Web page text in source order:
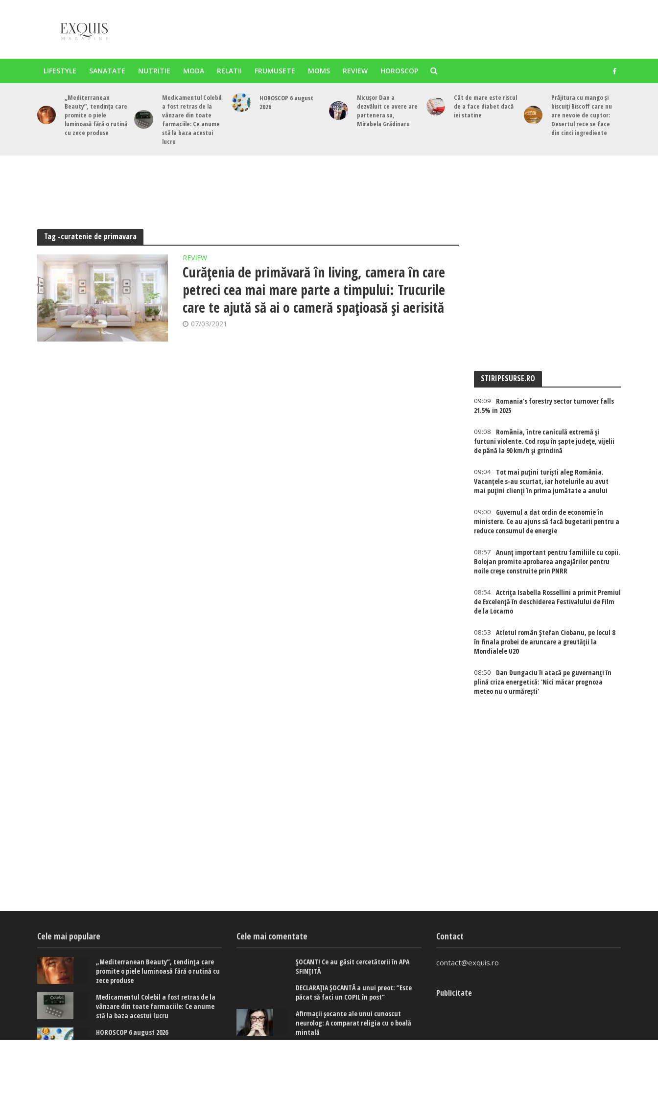
LIFESTYLE SANATATE NUTRITIE MODA RELATII FRUMUSETE MOMS REVIEW HOROSCOP
„Mediterranean
Beauty”, tendința care
promite o piele
luminoasă fără o rutină
cu zece produse
Medicamentul Colebil
a fost retras de la
vânzare din toate
farmaciile: Ce anume
stă la baza acestui
lucru
HOROSCOP 6 august
2026
Nicușor Dan a
dezvăluit ce avere are
partenera sa,
Mirabela Grădinaru
Cât de mare este riscul
de a face diabet dacă
iei statine
Prăjitura cu mango și
biscuiți Biscoff care nu
are nevoie de cuptor:
Desertul rece se face
din cinci ingrediente
Tag -curatenie de primavara
REVIEW
Curățenia de primăvară în living, camera în care
petreci cea mai mare parte a timpului: Trucurile
care te ajută să ai o cameră spațioasă și aerisită
07/03/2021
STIRIPESURSE.RO
09:09
Romania's forestry sector turnover falls
21.5% in 2025
09:08
România, între caniculă extremă și
furtuni violente. Cod roșu în șapte județe, vijelii
de până la 90 km/h și grindină
09:04
Tot mai puțini turiști aleg România.
Vacanțele s-au scurtat, iar hotelurile au avut
mai puțini clienți în prima jumătate a anului
09:00
Guvernul a dat ordin de economie în
ministere. Ce au ajuns să facă bugetarii pentru a
reduce consumul de energie
08:57
Anunț important pentru familiile cu copii.
Bolojan promite aprobarea angajărilor pentru
noile creșe construite prin PNRR
08:54 Actriţa Isabella Rossellini a primit Premiul
de Excelenţă în deschiderea Festivalului de Film
de la Locarno
08:53
Atletul român Ștefan Ciobanu, pe locul 8
în finala probei de aruncare a greutății la
Mondialele U20
08:50
Dan Dungaciu îi atacă pe guvernanți în
plină criza energetică: 'Nici măcar prognoza
meteo nu o urmărești'
Cele mai populare
„Mediterranean Beauty”, tendința care
promite o piele luminoasă fără o rutină cu
zece produse
Medicamentul Colebil a fost retras de la
vânzare din toate farmaciile: Ce anume
stă la baza acestui lucru
HOROSCOP 6 august 2026
Cele mai comentate
ȘOCANT! Ce au găsit cercetătorii în APA
SFINȚITĂ
DECLARAȚIA ȘOCANTĂ a unui preot: ”Este
păcat să faci un COPIL în post”
Afirmaţii şocante ale unui cunoscut
neurolog: A comparat religia cu o boală
mintală
Contact
contact@exquis.ro
Publicitate